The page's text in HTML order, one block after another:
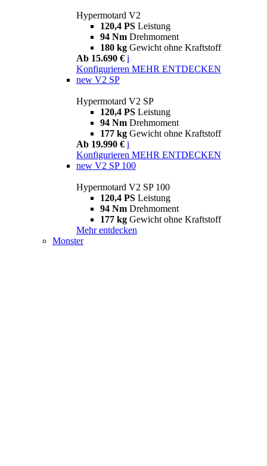
Hypermotard V2
120,4 PS Leistung
94 Nm Drehmoment
180 kg Gewicht ohne Kraftstoff
Ab 15.690 € i
Konfigurieren MEHR ENTDECKEN
new V2 SP
Hypermotard V2 SP
120,4 PS Leistung
94 Nm Drehmoment
177 kg Gewicht ohne Kraftstoff
Ab 19.990 € i
Konfigurieren MEHR ENTDECKEN
new V2 SP 100
Hypermotard V2 SP 100
120,4 PS Leistung
94 Nm Drehmoment
177 kg Gewicht ohne Kraftstoff
Mehr entdecken
Monster